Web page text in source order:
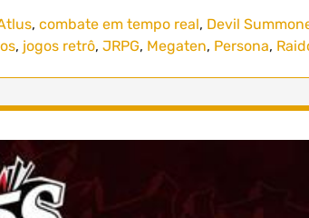
, combate em tempo real, Devil
, jogos retrô, JRPG, Megaten, Persona,